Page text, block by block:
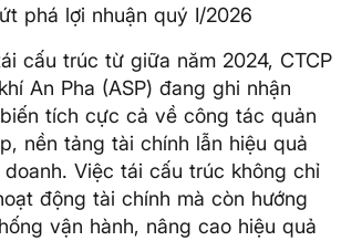
phá lợi nhuận quý I/2026
cấu trúc từ giữa năm 2024, CTCP
An Pha (ASP) đang ghi nhận
tích cực cả về công tác quản
nền tảng tài chính lẫn hiệu quả
Việc tái cấu trúc không chỉ
động tài chính mà còn hướng
vận hành, nâng cao hiệu quả